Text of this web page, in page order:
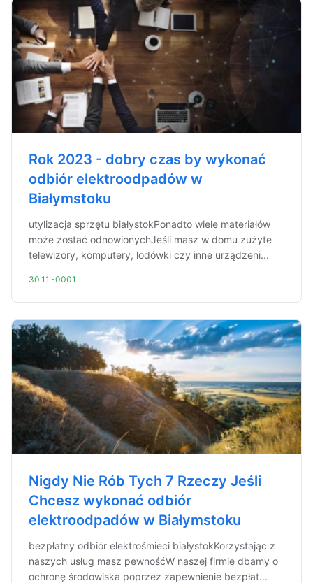
Rok 2023 - dobry czas by wykonać
odbiór elektroodpadów w
Białymstoku
utylizacja sprzętu białystokPonadto wiele materiałów
może zostać odnowionychJeśli masz w domu zużyte
telewizory, komputery, lodówki czy inne urządzeni...
30.11.-0001
Nigdy Nie Rób Tych 7 Rzeczy Jeśli
Chcesz wykonać odbiór
elektroodpadów w Białymstoku
bezpłatny odbiór elektrośmieci białystokKorzystając z
naszych usług masz pewnośćW naszej firmie dbamy o
ochronę środowiska poprzez zapewnienie bezpłat...